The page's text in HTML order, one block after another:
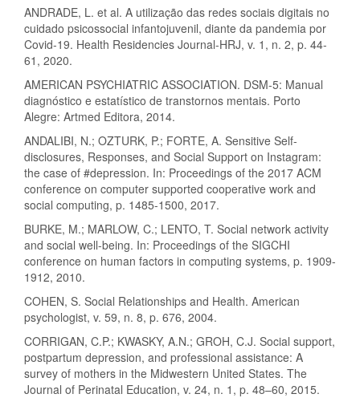
ANDRADE, L. et al. A utilização das redes sociais digitais no
cuidado psicossocial infantojuvenil, diante da pandemia por
Covid-19. Health Residencies Journal-HRJ, v. 1, n. 2, p. 44-
61, 2020.
AMERICAN PSYCHIATRIC ASSOCIATION. DSM-5: Manual
diagnóstico e estatístico de transtornos mentais. Porto
Alegre: Artmed Editora, 2014.
ANDALIBI, N.; OZTURK, P.; FORTE, A. Sensitive Self-
disclosures, Responses, and Social Support on Instagram:
the case of #depression. In: Proceedings of the 2017 ACM
conference on computer supported cooperative work and
social computing, p. 1485-1500, 2017.
BURKE, M.; MARLOW, C.; LENTO, T. Social network activity
and social well-being. In: Proceedings of the SIGCHI
conference on human factors in computing systems, p. 1909-
1912, 2010.
COHEN, S. Social Relationships and Health. American
psychologist, v. 59, n. 8, p. 676, 2004.
CORRIGAN, C.P.; KWASKY, A.N.; GROH, C.J. Social support,
postpartum depression, and professional assistance: A
survey of mothers in the Midwestern United States. The
Journal of Perinatal Education, v. 24, n. 1, p. 48–60, 2015.